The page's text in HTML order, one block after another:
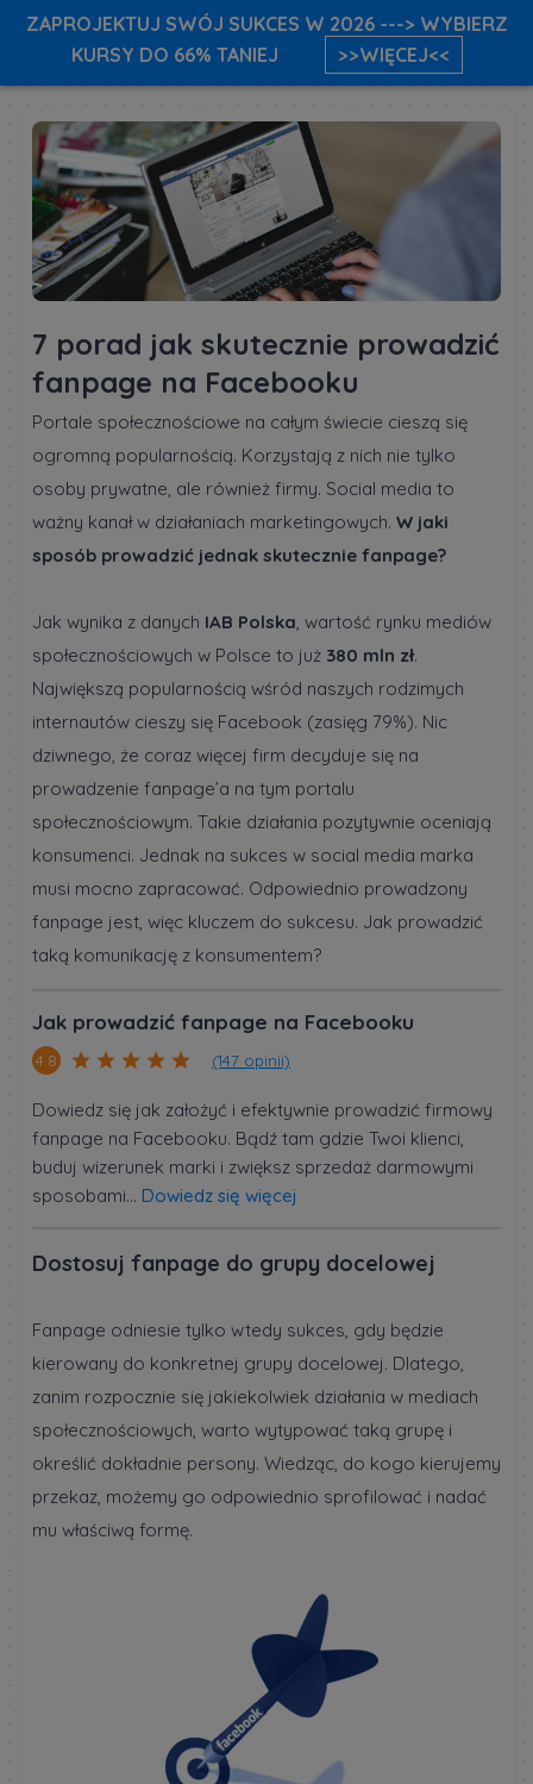
7 porad jak skutecznie prowadzić
fanpage na Facebooku
Portale społecznościowe na całym świecie cieszą się
ogromną popularnością. Korzystają z nich nie tylko
osoby prywatne, ale również firmy. Social media to
ważny kanał w działaniach marketingowych. W jaki
sposób prowadzić jednak skutecznie fanpage?
Jak wynika z danych IAB Polska, wartość rynku mediów
społecznościowych w Polsce to już 380 mln zł.
Największą popularnością wśród naszych rodzimych
internautów cieszy się Facebook (zasięg 79%). Nic
dziwnego, że coraz więcej firm decyduje się na
prowadzenie fanpage’a na tym portalu
społecznościowym. Takie działania pozytywnie oceniają
konsumenci. Jednak na sukces w social media marka
musi mocno zapracować. Odpowiednio prowadzony
fanpage jest, więc kluczem do sukcesu. Jak prowadzić
taką komunikację z konsumentem?
Jak prowadzić fanpage na Facebooku
4.8 (147 opinii)
Dowiedz się jak założyć i efektywnie prowadzić firmowy
fanpage na Facebooku. Bądź tam gdzie Twoi klienci,
buduj wizerunek marki i zwiększ sprzedaż darmowymi
sposobami... Dowiedz się więcej
Dostosuj fanpage do grupy docelowej
Fanpage odniesie tylko wtedy sukces, gdy będzie
kierowany do konkretnej grupy docelowej. Dlatego,
zanim rozpocznie się jakiekolwiek działania w mediach
społecznościowych, warto wytypować taką grupę i
określić dokładnie persony. Wiedząc, do kogo kierujemy
przekaz, możemy go odpowiednio sprofilować i nadać
mu właściwą formę.
ZAPROJEKTUJ SWÓJ SUKCES W 2026 ---> WYBIERZ
KURSY DO 66% TANIEJ
>>WIĘCEJ<<